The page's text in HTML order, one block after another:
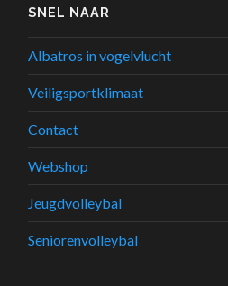
SNEL NAAR
Albatros in vogelvlucht
Veiligsportklimaat
Contact
Webshop
Jeugdvolleybal
Seniorenvolleybal